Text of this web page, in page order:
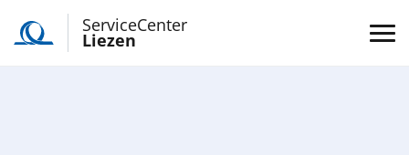
ServiceCenter
Liezen